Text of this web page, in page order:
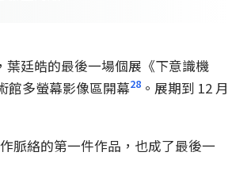
葉廷皓的最後一場個展《下意識機
館多螢幕影像區開幕28 。展期到 12 月
脈絡的第一件作品，也成了最後一